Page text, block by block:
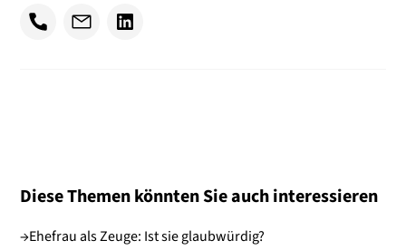
Diese Themen könnten Sie auch interessieren
→Ehefrau als Zeuge: Ist sie glaubwürdig?